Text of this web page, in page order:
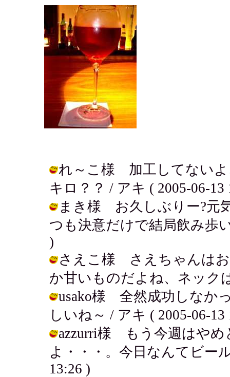
れ～こ様 加工してないよ
キロ？？ / アキ ( 2005-06-13
まき様 お久しぶりー?元
つも決意だけで結局飲み歩
)
さえこ様 さえちゃんは
か甘いものだよね、ネック
usako様 全然成功しなか
しいね～ / アキ ( 2005-06-13
azzurri様 もう今週はやめ
よ・・・。今日なんてビー
13:26 )